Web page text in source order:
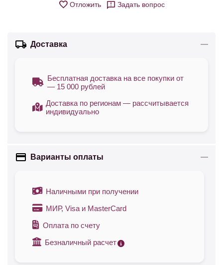
Отложить Задать вопрос
Доставка
Бесплатная доставка на все покупки от
— 15 000 рублей
Доставка по регионам — рассчитывается
индивидуально
Варианты оплаты
Наличными при получении
МИР, Visa и MasterCard
Оплата по счету
Безналичный расчет